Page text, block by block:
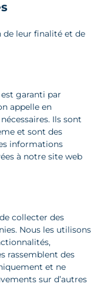
de leur finalité et de
garanti par
appelle en
Ils sont
et sont des
informations
à notre site web
collecter des
Nous les utilisons
rassemblent des
et ne
sur d’autres